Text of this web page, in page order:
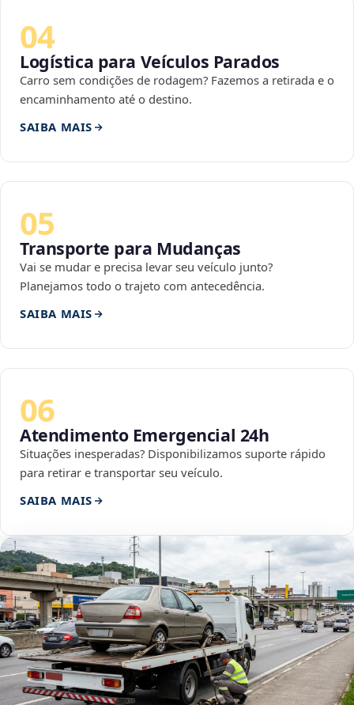
04
Logística para Veículos Parados
Carro sem condições de rodagem? Fazemos a retirada e o
encaminhamento até o destino.
SAIBA MAIS
05
Transporte para Mudanças
Vai se mudar e precisa levar seu veículo junto?
Planejamos todo o trajeto com antecedência.
SAIBA MAIS
06
Atendimento Emergencial 24h
Situações inesperadas? Disponibilizamos suporte rápido
para retirar e transportar seu veículo.
SAIBA MAIS